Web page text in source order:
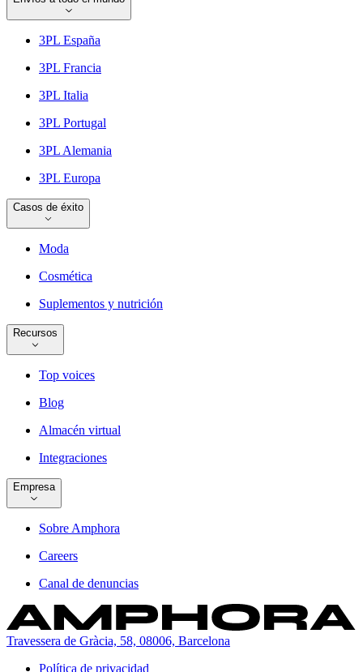
3PL España
3PL Francia
3PL Italia
3PL Portugal
3PL Alemania
3PL Europa
Casos de éxito
Moda
Cosmética
Suplementos y nutrición
Recursos
Top voices
Blog
Almacén virtual
Integraciones
Empresa
Sobre Amphora
Careers
Canal de denuncias
Travessera de Gràcia, 58, 08006, Barcelona
Política de privacidad